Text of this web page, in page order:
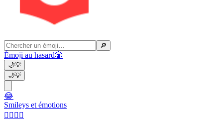
🔎
Émoji au hasard🎲
🌙💡
🌙💡
😂
Smileys et émotions
👩‍❤️‍💋‍👨